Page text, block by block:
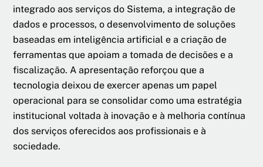
integrado aos serviços do Sistema, a integração de
dados e processos, o desenvolvimento de soluções
baseadas em inteligência artificial e a criação de
ferramentas que apoiam a tomada de decisões e a
fiscalização. A apresentação reforçou que a
tecnologia deixou de exercer apenas um papel
operacional para se consolidar como uma estratégia
institucional voltada à inovação e à melhoria contínua
dos serviços oferecidos aos profissionais e à
sociedade.